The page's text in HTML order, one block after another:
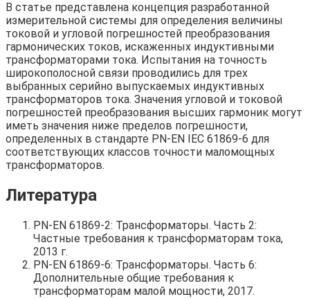
В статье представлена ​​концепция разработанной
измерительной системы для определения величины
токовой и угловой погрешностей преобразования
гармонических токов, искаженных индуктивными
трансформаторами тока. Испытания на точность
широкополосной связи проводились для трех
выбранных серийно выпускаемых индуктивных
трансформаторов тока. Значения угловой и токовой
погрешностей преобразования высших гармоник могут
иметь значения ниже пределов погрешности,
определенных в стандарте PN-EN IEC 61869-6 для
соответствующих классов точности маломощных
трансформаторов.
Литература
PN-EN 61869-2: Трансформаторы. Часть 2:
Частные требования к трансформаторам тока,
2013 г.
PN-EN 61869-6: Трансформаторы. Часть 6:
Дополнительные общие требования к
трансформаторам малой мощности, 2017.